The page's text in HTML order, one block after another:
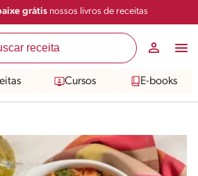
grátisnossos livros de receitas
Cursos E-books